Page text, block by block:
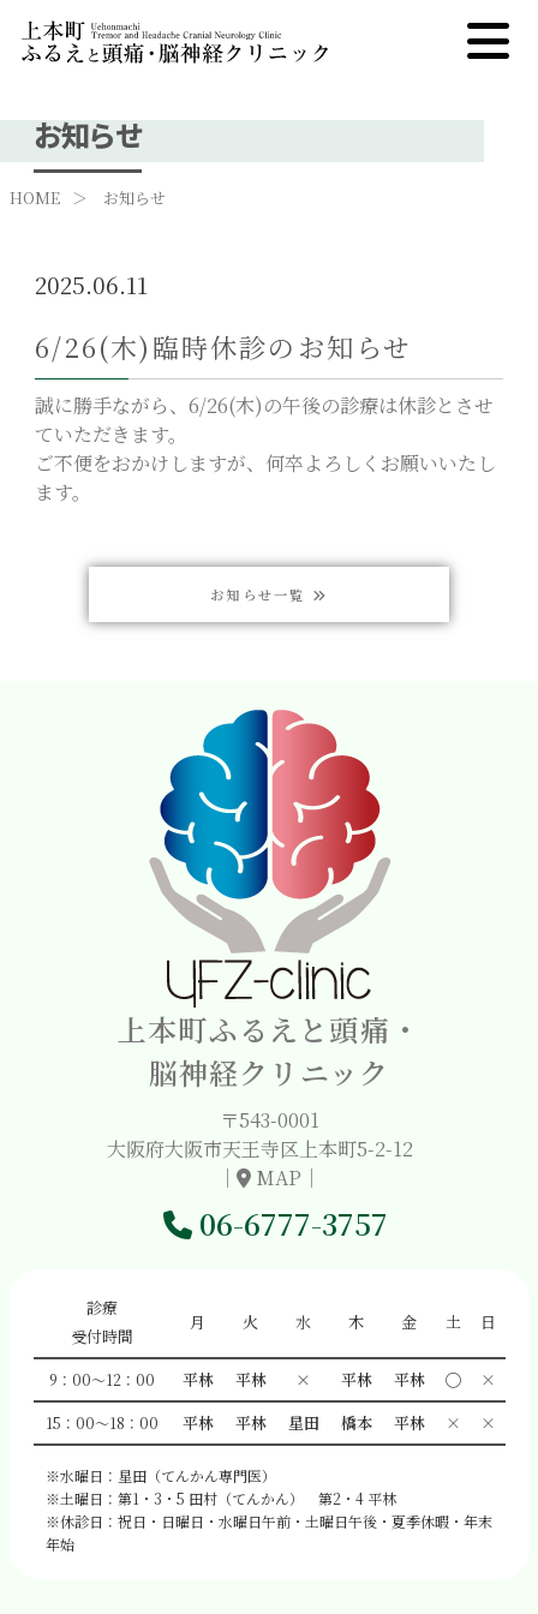
お知らせ
HOME お知らせ
2025.06.11
6/26(木)臨時休診のお知らせ
誠に勝手ながら、6/26(木)の午後の診療は休診とさせ
ていただきます。
ご不便をおかけしますが、何卒よろしくお願いいたし
ます。
お知らせ一覧
上本町ふるえと頭痛・
脳神経クリニック
〒543-0001
大阪府大阪市天王寺区上本町5-2-12
｜
MAP ｜
06-6777-3757
診療
受付時間
月 火 水 木 金 土 日
9：00～12：00 平林 平林 × 平林 平林 ◯ ×
15：00～18：00 平林 平林 星田 橋本 平林 × ×
※水曜日：星田（てんかん専門医）
※土曜日：第1・3・5 田村（てんかん） 第2・4 平林
※休診日：祝日・日曜日・水曜日午前・土曜日午後・夏季休暇・年末
年始